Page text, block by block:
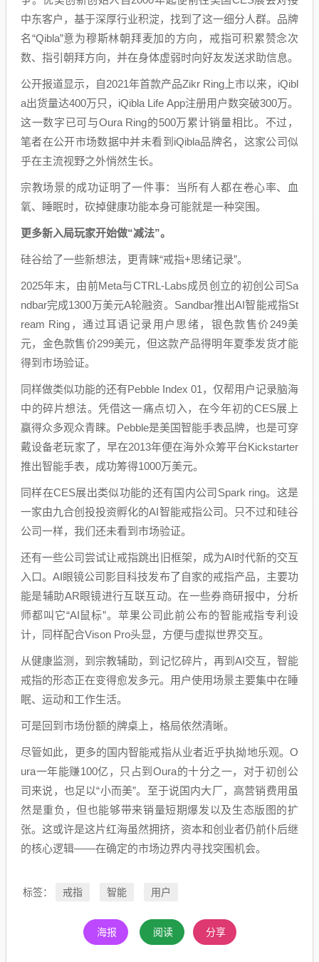
中东客户，基于深厚行业积淀，找到了这一细分人群。品牌
名“Qibla”意为穆斯林朝拜麦加的方向，戒指可积累赞念次
数、指引朝拜方向，并在身体虚弱时向好友发送求助信息。
公开报道显示，自2021年首款产品Zikr Ring上市以来，iQibl
a出货量达400万只，iQibla Life App注册用户数突破300万。
这一数字已可与Oura Ring的500万累计销量相比。不过，
笔者在公开市场数据中并未看到iQibla品牌名，这家公司似
乎在主流视野之外悄然生长。
宗教场景的成功证明了一件事：当所有人都在卷心率、血
氧、睡眠时，砍掉健康功能本身可能就是一种突围。
更多新入局玩家开始做“减法”。
硅谷给了一些新想法，更青睐“戒指+思绪记录”。
2025年末，由前Meta与CTRL-Labs成员创立的初创公司Sa
ndbar完成1300万美元A轮融资。Sandbar推出AI智能戒指St
ream Ring，通过耳语记录用户思绪，银色款售价249美
元，金色款售价299美元，但这款产品得明年夏季发货才能
得到市场验证。
同样做类似功能的还有Pebble Index 01，仅帮用户记录脑海
中的碎片想法。凭借这一痛点切入，在今年初的CES展上
赢得众多观众青睐。Pebble是美国智能手表品牌，也是可穿
戴设备老玩家了，早在2013年便在海外众筹平台Kickstarter
推出智能手表，成功筹得1000万美元。
同样在CES展出类似功能的还有国内公司Spark ring。这是
一家由九合创投投资孵化的AI智能戒指公司。只不过和硅谷
公司一样，我们还未看到市场验证。
还有一些公司尝试让戒指跳出旧框架，成为AI时代新的交互
入口。AI眼镜公司影目科技发布了自家的戒指产品，主要功
能是辅助AR眼镜进行互联互动。在一些券商研报中，分析
师都叫它“AI鼠标”。苹果公司此前公布的智能戒指专利设
计，同样配合Vison Pro头显，方便与虚拟世界交互。
从健康监测，到宗教辅助，到记忆碎片，再到AI交互，智能
戒指的形态正在变得愈发多元。用户使用场景主要集中在睡
眠、运动和工作生活。
可是回到市场份额的牌桌上，格局依然清晰。
尽管如此，更多的国内智能戒指从业者近乎执拗地乐观。O
ura一年能赚100亿，只占到Oura的十分之一，对于初创公
司来说，也足以“小而美”。至于说国内大厂，高营销费用虽
然是重负，但也能够带来销量短期爆发以及生态版图的扩
张。这或许是这片红海虽然拥挤，资本和创业者仍前仆后继
的核心逻辑——在确定的市场边界内寻找突围机会。
标签： 戒指 智能 用户
海报 阅读 分享